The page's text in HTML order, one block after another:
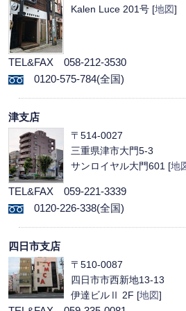
Kalen Luce 201号 [地図]
TEL&FAX 058-212-3530
0120-575-784(全国)
津支店
〒514-0027
三重県津市大門5-3
サンロイヤル大門601 [地
TEL&FAX 059-221-3339
0120-226-338(全国)
四日市支店
〒510-0087
四日市市西新地13-13
伊達ビルⅡ 2F [地図]